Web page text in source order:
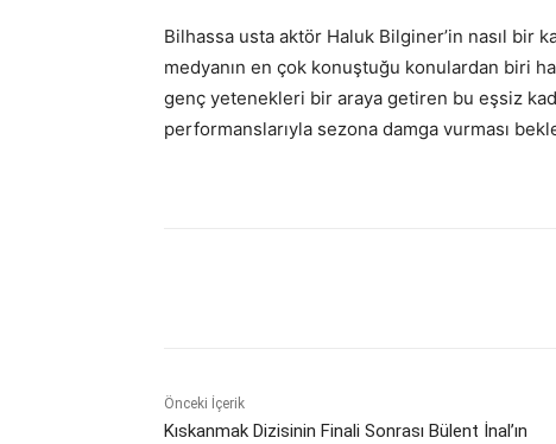
Bilhassa usta aktör Haluk Bilginer’in nasıl bir
medyanın en çok konuştuğu konulardan biri
genç yetenekleri bir araya getiren bu eşsiz
performanslarıyla sezona damga vurması
Önceki İçerik
Kıskanmak Dizisinin Finali Sonrası Bülent İnal’ın